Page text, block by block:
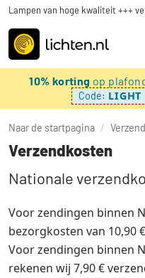
Lampen van hoge kwaliteit +++
10% korting op
Code: LIGHT
Naar de startpagina /
Verzendkosten
Nationale
Voor zendingen binnen
bezorgkosten van 10,90
Voor zendingen binnen
rekenen wij 7,90 €